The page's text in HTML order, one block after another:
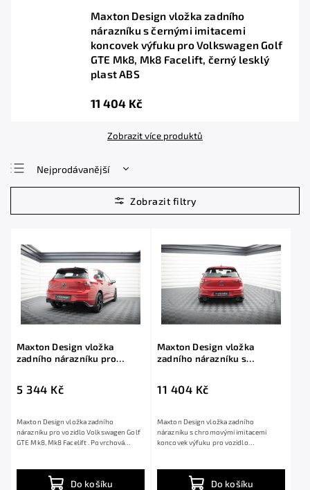
Maxton Design vložka zadního
nárazníku s černými imitacemi
koncovek výfuku pro Volkswagen Golf
GTE Mk8, Mk8 Facelift, černý lesklý
plast ABS
11 404 Kč
Zobrazit více produktů
Nejprodávanější
Nejlevnější
Nejdražší
Maxton Design vložka
zadního nárazníku pro
plast ABS
5 344 Kč
Do košíku
Maxton Design vložka zadního
nárazníku pro vozidlo Volkswagen Golf
GTE Mk8, Mk8 Facelift . Povrchová
Maxton Design vložka
zadního nárazníku s
Volkswagen Golf GTE Mk8,
plast ABS
11 404 Kč
Do košíku
Maxton Design vložka zadního
nárazníku s chromovými imitacemi
koncovek výfuku pro vozidlo